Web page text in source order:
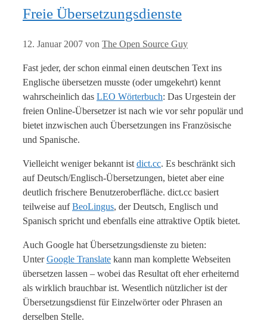
Freie Übersetzungsdienste
12. Januar 2007 von The Open Source Guy
Fast jeder, der schon einmal einen deutschen Text ins
Englische übersetzen musste (oder umgekehrt) kennt
wahrscheinlich das LEO Wörterbuch: Das Urgestein der
freien Online-Übersetzer ist nach wie vor sehr populär und
bietet inzwischen auch Übersetzungen ins Französische
und Spanische.
Vielleicht weniger bekannt ist dict.cc. Es beschränkt sich
auf Deutsch/Englisch-Übersetzungen, bietet aber eine
deutlich frischere Benutzeroberfläche. dict.cc basiert
teilweise aufBeoLingus, der Deutsch, Englisch und
Spanisch spricht und ebenfalls eine attraktive Optik bietet.
Auch Google hat Übersetzungsdienste zu bieten:
UnterGoogle Translate kann man komplette Webseiten
übersetzen lassen – wobei das Resultat oft eher erheiternd
als wirklich brauchbar ist. Wesentlich nützlicher ist der
Übersetzungsdienst für Einzelwörter oder Phrasen an
derselben Stelle.